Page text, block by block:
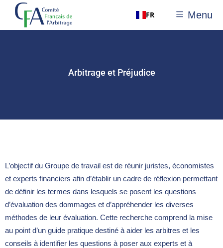
Menu
FR
Arbitrage et Préjudice
L’objectif du Groupe de travail est de réunir juristes, économistes
et experts financiers afin d’établir un cadre de réflexion permettant
de définir les termes dans lesquels se posent les questions
d’évaluation des dommages et d’appréhender les diverses
méthodes de leur évaluation. Cette recherche comprend la mise
au point d’un guide pratique destiné à aider les arbitres et les
conseils à identifier les questions à poser aux experts et à